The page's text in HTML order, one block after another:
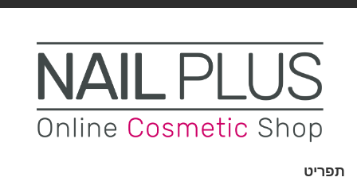
Toggle
תפריט